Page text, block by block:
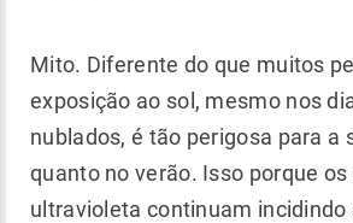
Mito. Diferente do que muitos
exposição ao sol, mesmo nos
nublados, é tão perigosa para a
quanto no verão. Isso porque os
ultravioleta continuam incidindo